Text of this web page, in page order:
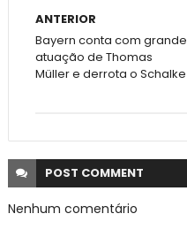
ANTERIOR
Bayern conta com grande
atuação de Thomas
Müller e derrota o Schalke
POST COMMENT
Nenhum comentário